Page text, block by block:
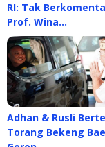
RI: Tak
Prof. Wina…
Adhan & Rusli
Torang Bekeng